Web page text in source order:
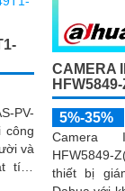
PV-
công
và
CAMERA
5%-35%
Camera
HFW5849-
thiết bị